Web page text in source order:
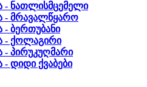
ნათლისმცემელი
- მრავალწყარო
ბერთუბანი
- ქოლაგირი
პირუკუღმარი
დიდი ქვაბები